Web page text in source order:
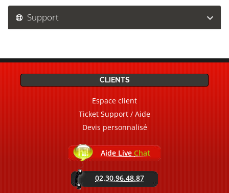
Support
CLIENTS
Espace client
Ticket Support / Aide
Devis personnalisé
Aide Live Chat
02.30.96.48.87